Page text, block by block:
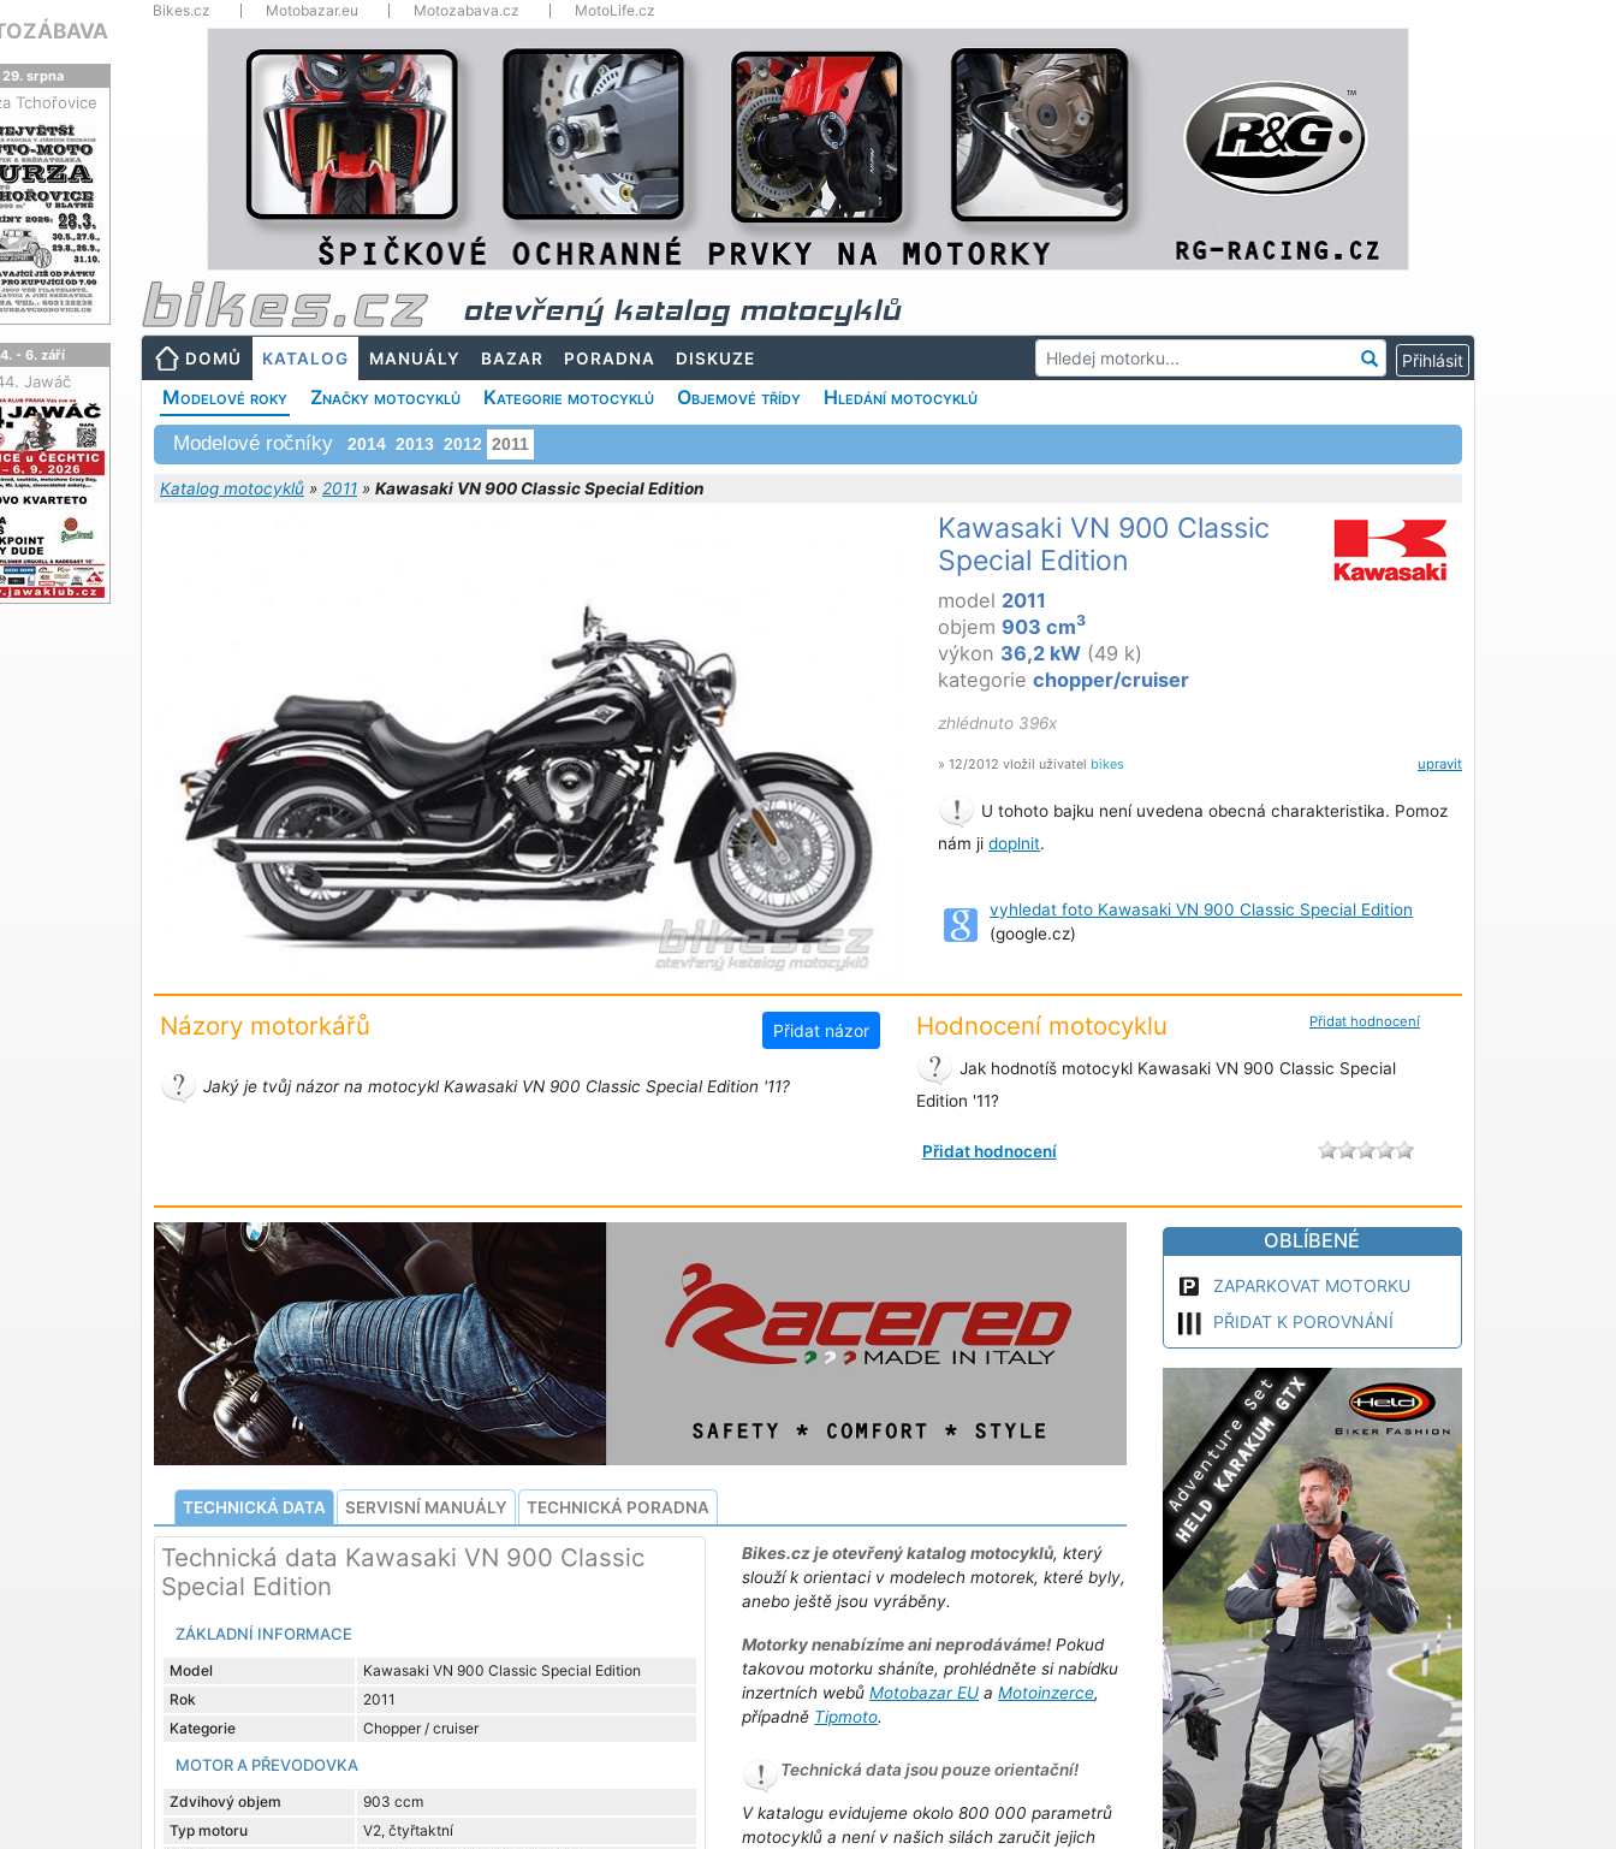
Bikes.cz Motobazar.eu Motozabava.cz MotoLife.cz
otevřený katalog motocyklů
DOMŮ KATALOG MANUÁLY BAZAR PORADNA DISKUZE
Modelové roky Značky motocyklů Kategorie motocyklů Objemové třídy Hledání motocyklů
Modelové ročníky 2014 2013 2012 2011
Katalog motocyklů » 2011 » Kawasaki VN 900 Classic Special Edition
Kawasaki VN 900 Classic
Special Edition
model 2011
objem 903 cm3
výkon 36,2 kW (49 k)
kategoriechopper/cruiser
zhlédnuto 396x
upravit
» 12/2012 vložil uživatel bikes
U tohoto bajku není uvedena obecná charakteristika. Pomoz
nám jidoplnit.
vyhledat foto Kawasaki VN 900 Classic Special Edition
(google.cz)
Názory motorkářů Přidat názor
Jaký je tvůj názor na motocykl Kawasaki VN 900 Classic Special Edition '11?
Přidat hodnocení
Hodnocení motocyklu
Jak hodnotíš motocykl Kawasaki VN 900 Classic Special
Edition '11?
Přidat hodnocení
TECHNICKÁ DATA SERVISNÍ MANUÁLY TECHNICKÁ PORADNA
Technická data Kawasaki VN 900 Classic
Special Edition
ZÁKLADNÍ INFORMACE
Model
Kawasaki VN 900 Classic Special Edition
Rok
2011
Kategorie
Chopper / cruiser
MOTOR A PŘEVODOVKA
Zdvihový objem
903 ccm
Typ motoru
V2, čtyřtaktní
Bikes.cz je otevřený katalog motocyklů, který
slouží k orientaci v modelech motorek, které byly,
anebo ještě jsou vyráběny.
Motorky nenabízíme ani neprodáváme!Pokud
takovou motorku sháníte, prohlédněte si nabídku
inzertních webůMotobazar EU aMotoinzerce,
případně Tipmoto.
Technická data jsou pouze orientační!
V katalogu evidujeme okolo 800 000 parametrů
motocyklů a není v našich silách zaručit jejich
OBLÍBENÉ
ZAPARKOVAT MOTORKU
PŘIDAT K POROVNÁNÍ
29. srpna
Tchořovice
4. - 6. září
Jawáč